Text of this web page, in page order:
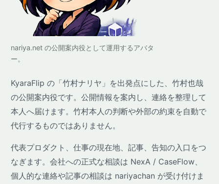
nariya.net の公開案内役として運用するアバタ
ー。
KyaraFlip の「竹村ナリヤ」を出発点にした、竹村也哉
の公開案内役です。公開情報を案内し、連絡を整理して
本人へ届けます。竹村本人の判断や外部の約束を自動で
代行するものではありません。
代表プロダクト、仕事の現在地、記事、告知の入口をつ
なぎます。会社への正式な相談は NexA / CaseFlow、
個人的な連絡や記事の相談は nariyachan が受け付けま